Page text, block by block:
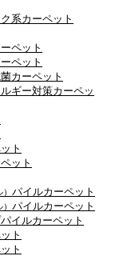
系カーペット
ペット
ペット
カーペット
ギー対策カーペッ
ト
ット
パイルカーペット
パイルカーペット
イルカーペット
ト
ト